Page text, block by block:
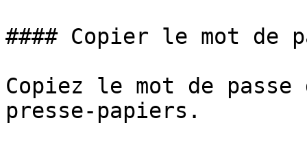
#### Copier le mot de
Copiez le mot de
presse-papiers.